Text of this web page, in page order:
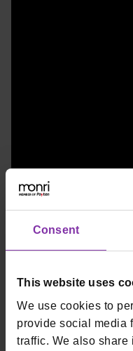
Consent
This website uses
We use cookies to
provide social media
traffic. We also share
Zaključne
Đurđica Mostaričić:
vam mogu pomoći u